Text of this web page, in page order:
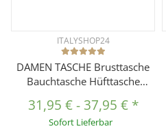
ITALYSHOP24
DAMEN TASCHE Brusttasche
Bauchtasche Hüfttasche
Schultertasche
Umhängetasche Kunstleder
31,95 €-37,95 € *
Sofort Lieferbar